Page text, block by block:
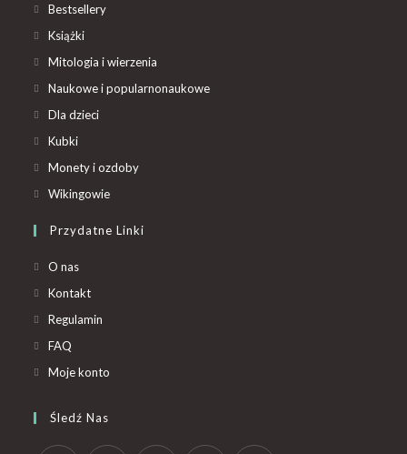
Bestsellery
Książki
Mitologia i wierzenia
Naukowe i popularnonaukowe
Dla dzieci
Kubki
Monety i ozdoby
Wikingowie
Przydatne Linki
O nas
Kontakt
Regulamin
FAQ
Moje konto
Śledź Nas